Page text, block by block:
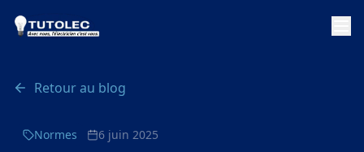
Retour au blog
Normes 6 juin 2025